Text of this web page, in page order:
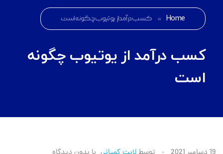
Home
» کسب درآمد از یوتیوب چگونه است
کسب درآمد از یوتیوب چگونه
است